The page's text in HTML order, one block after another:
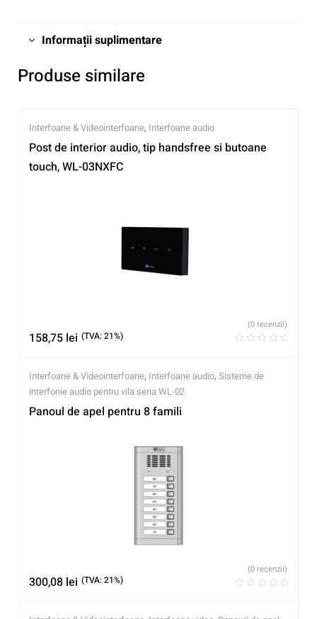
Informații suplimentare
Produse similare
Interfoane & Videointerfoane, Interfoane audio
Post de interior audio, tip handsfree si butoane
touch, WL-03NXFC
158,75 lei (TVA: 21%)
(0 recenzii)
Interfoane & Videointerfoane, Interfoane audio, Sisteme de
interfonie audio pentru vila seria WL-02
Panoul de apel pentru 8 famili
300,08 lei (TVA: 21%)
(0 recenzii)